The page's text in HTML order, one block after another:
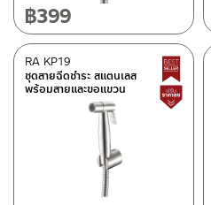
฿399
ชุดสายฉีดชำระ สแตนเลส
พร้อมสายและขอแขวน
RA KP19